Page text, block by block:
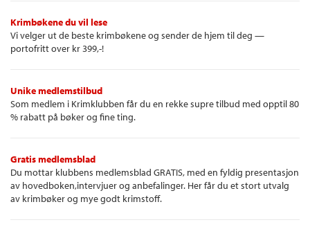
Krimbøkene du vil lese
Vi velger ut de beste krimbøkene og sender de hjem til deg —
portofritt over kr 399,-!
Unike medlemstilbud
Som medlem i Krimklubben får du en rekke supre tilbud med opptil 80
% rabatt på bøker og fine ting.
Gratis medlemsblad
Du mottar klubbens medlemsblad GRATIS, med en fyldig presentasjon
av hovedboken,intervjuer og anbefalinger. Her får du et stort utvalg
av krimbøker og mye godt krimstoff.